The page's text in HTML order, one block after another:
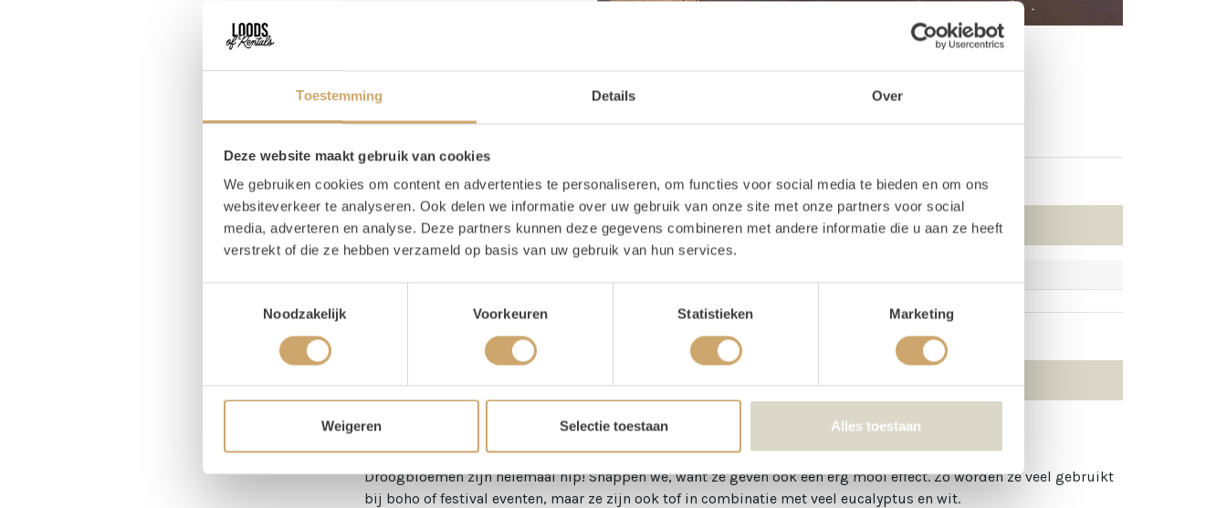
Toestemming Details Over
Deze website maakt gebruik van cookies
We gebruiken cookies om content en advertenties te personaliseren, om functies voor social media te bieden en om ons
websiteverkeer te analyseren. Ook delen we informatie over uw gebruik van onze site met onze partners voor social
media, adverteren en analyse. Deze partners kunnen deze gegevens combineren met andere informatie die u aan ze heeft
verstrekt of die ze hebben verzameld op basis van uw gebruik van hun services.
Noodzakelijk
Voorkeuren Statistieken Marketing
Weigeren Selectie toestaan Alles toestaan
Producteigenschappen
Omschrijving
Tafelvaasje zwart met droogbloemen
Droogbloemen zijn helemaal hip! Snappen we, want ze geven ook een erg mooi effect. Zo worden ze veel gebruikt
bij boho of festival eventen, maar ze zijn ook tof in combinatie met veel eucalyptus en wit.